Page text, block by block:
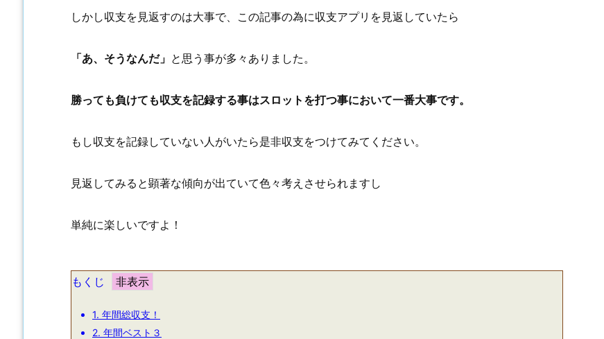
しかし収支を見返すのは大事で、この記事の為に収支アプリを見返していたら
「あ、そうなんだ」 と思う事が多々ありました。
勝っても負けても収支を記録する事はスロットを打つ事において一番大事です。
もし収支を記録していない人がいたら是非収支をつけてみてください。
見返してみると顕著な傾向が出ていて色々考えさせられますし
単純に楽しいですよ！
もくじ
1. 年間総収支！
2. 年間ベスト３